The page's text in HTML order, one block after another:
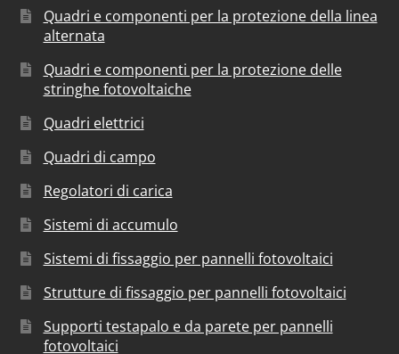
Quadri e componenti per la protezione della linea
alternata
Quadri e componenti per la protezione delle
stringhe fotovoltaiche
Quadri elettrici
Quadri di campo
Regolatori di carica
Sistemi di accumulo
Sistemi di fissaggio per pannelli fotovoltaici
Strutture di fissaggio per pannelli fotovoltaici
Supporti testapalo e da parete per pannelli
fotovoltaici